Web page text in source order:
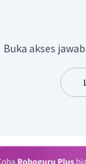
kegiatan
wawancara
janji dengan
wawancara
Buka akses